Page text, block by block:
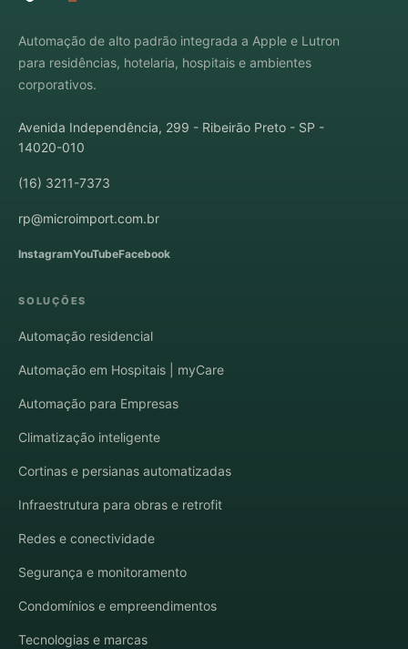
Automação de alto padrão integrada a Apple e Lutron
para residências, hotelaria, hospitais e ambientes
corporativos.
Avenida Independência, 299 - Ribeirão Preto - SP -
14020-010
(16) 3211-7373
rp@microimport.com.br
InstagramYouTubeFacebook
SOLUÇÕES
Automação residencial
Automação em Hospitais | myCare
Automação para Empresas
Climatização inteligente
Cortinas e persianas automatizadas
Infraestrutura para obras e retrofit
Redes e conectividade
Segurança e monitoramento
Condomínios e empreendimentos
Tecnologias e marcas